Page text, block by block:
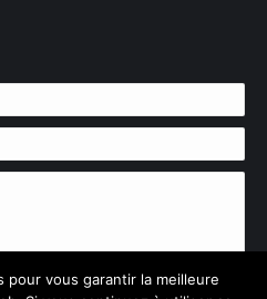
pour vous garantir la meilleure